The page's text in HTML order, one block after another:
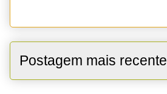
Postagem mais recente